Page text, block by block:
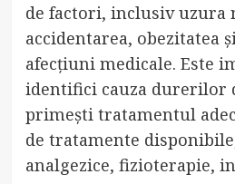
de factori, inclusiv uzura
accidentarea, obezitatea
afecțiuni medicale. Este
identifici cauza durerilor
primești tratamentul
de tratamente
analgezice, fizioterapie,